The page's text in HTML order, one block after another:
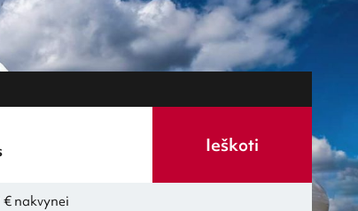
Ieškoti
nakvynei